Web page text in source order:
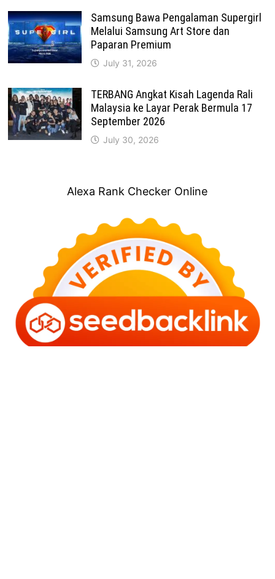
Samsung Bawa Pengalaman Supergirl
Melalui Samsung Art Store dan
Paparan Premium
July 31, 2026
TERBANG Angkat Kisah Lagenda Rali
Malaysia ke Layar Perak Bermula 17
September 2026
July 30, 2026
Alexa Rank Checker Online